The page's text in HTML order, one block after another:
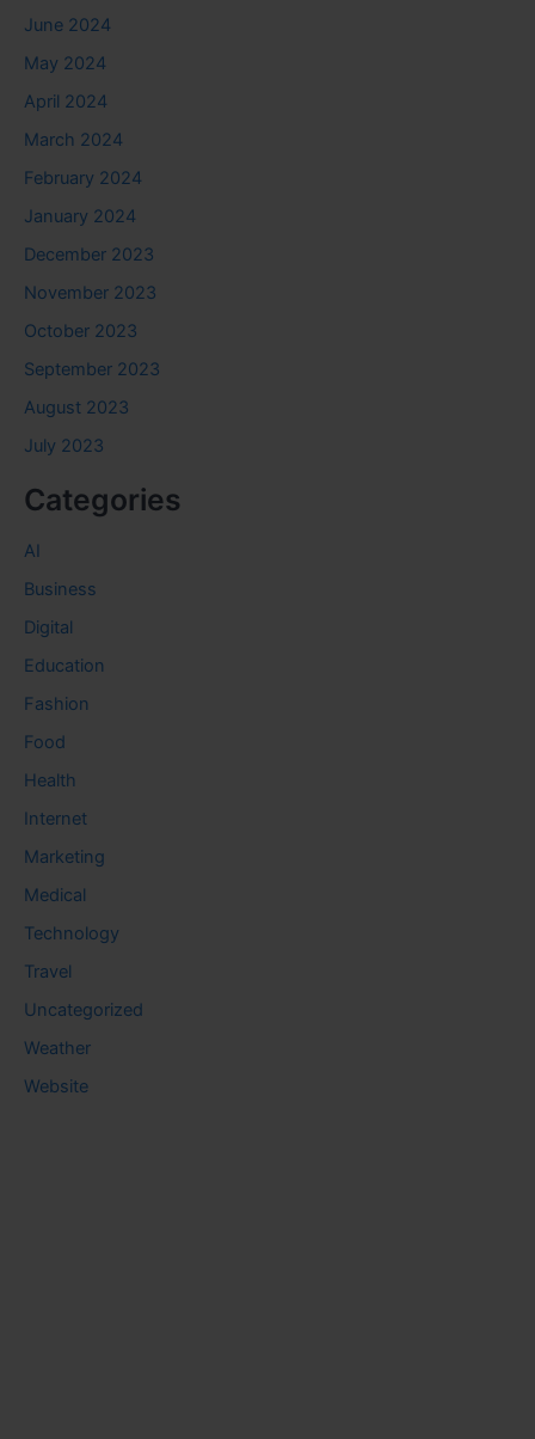
June 2024
May 2024
April 2024
March 2024
February 2024
January 2024
December 2023
November 2023
October 2023
September 2023
August 2023
July 2023
Categories
AI
Business
Digital
Education
Fashion
Food
Health
Internet
Marketing
Medical
Technology
Travel
Uncategorized
Weather
Website